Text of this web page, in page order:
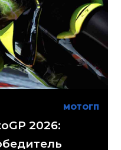
МОТОГП
2026: